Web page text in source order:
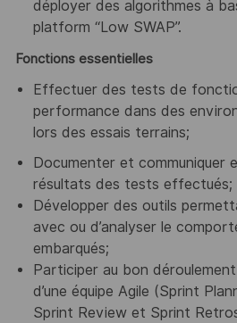
déployer des algorithmes à
platform “Low SWAP”.
Fonctions essentielles
Effectuer des tests de
performance dans des
lors des essais terrains;
Documenter et communiquer
résultats des tests effectués;
Développer des outils
avec ou d’analyser le
embarqués;
Participer au bon
d’une équipe Agile (Sprint
Sprint Review et Sprint